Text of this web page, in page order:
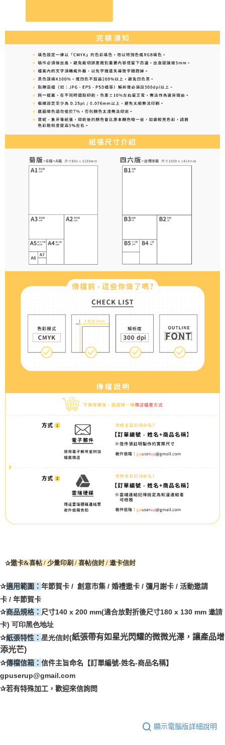
✰邀卡&喜帖 / 少量印刷 / 喜帖信封 / 邀卡信封
✰適用範圍： 年節賀卡 / 創意市集 / 婚禮邀卡 / 彌月謝卡 / 活動邀請
卡 / 年節賀卡
✰商品規格： 尺寸140 x 200 mm(適合放對折後尺寸180 x 130 mm 邀請
卡) 可印黑色地址
✰紙張特性： 星光信封(紙張帶有如星光閃耀的微微光澤，讓產品增
添光芒)
✰傳檔信箱： 信件主旨命名【訂單編號-姓名-商品名稱】
gpuserup@gmail.com
✰若有特殊加工，歡迎來信詢問
顯示電腦版詳細說明